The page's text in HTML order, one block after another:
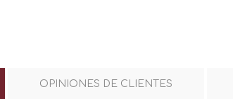
OPINIONES DE CLIENTES